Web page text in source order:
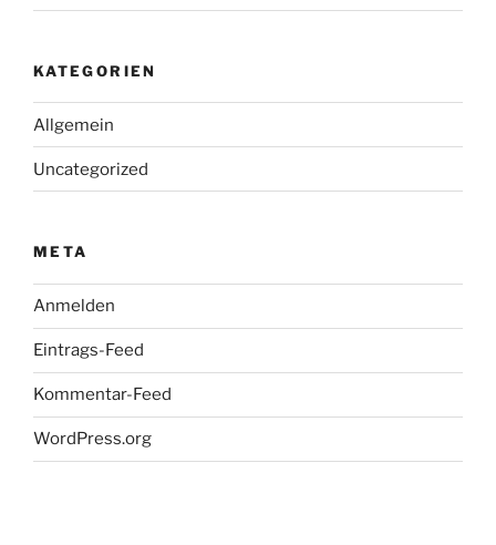
KATEGORIEN
Allgemein
Uncategorized
META
Anmelden
Eintrags-Feed
Kommentar-Feed
WordPress.org